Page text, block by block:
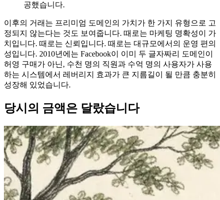
공했습니다.
이후의 거래는 프리미엄 도메인의 가치가 한 가지 유형으로 고
정되지 않는다는 것도 보여줍니다. 때로는 마케팅 명확성이 가
치입니다. 때로는 신뢰입니다. 때로는 대규모에서의 운영 편의
성입니다. 2010년에는 Facebook이 이미 두 글자짜리 도메인이
허영 구매가 아닌, 수천 명의 직원과 수억 명의 사용자가 사용
하는 시스템에서 레버리지 효과가 큰 지름길이 될 만큼 충분히
성장해 있었습니다.
당시의 금액은 달랐습니다